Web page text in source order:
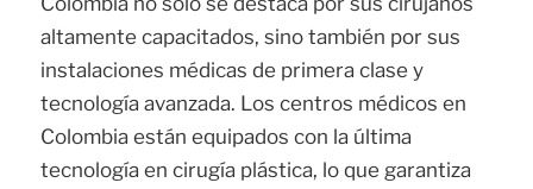
altamente capacitados, sino también por sus
instalaciones médicas de primera clase y
tecnología avanzada. Los centros médicos en
Colombia están equipados con la última
tecnología en cirugía plástica, lo que garantiza